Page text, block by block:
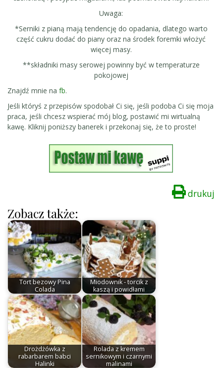
Uwaga:
*Serniki z pianą mają tendencję do opadania, dlatego warto
część cukru dodać do piany oraz na środek foremki włożyć
więcej masy.
**składniki masy serowej powinny być w temperaturze
pokojowej
Znajdź mnie na fb.
Jeśli któryś z przepisów spodobał Ci się, jeśli podoba Ci się moja
praca, jeśli chcesz wspierać mój blog, postawić mi wirtualną
kawę. Kliknij poniższy banerek i przekonaj się, że to proste!
drukuj
Zobacz także:
Tort bezowy Pina
Colada
Miodownik - torcik z
kaszą i powidłami
Drożdżówka z
rabarbarem babci
Halinki
Rolada z kremem
sernikowym i czarnymi
malinami